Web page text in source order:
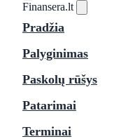
Finansera.lt
Pradžia
Palyginimas
Paskolų rūšys
Patarimai
Terminai